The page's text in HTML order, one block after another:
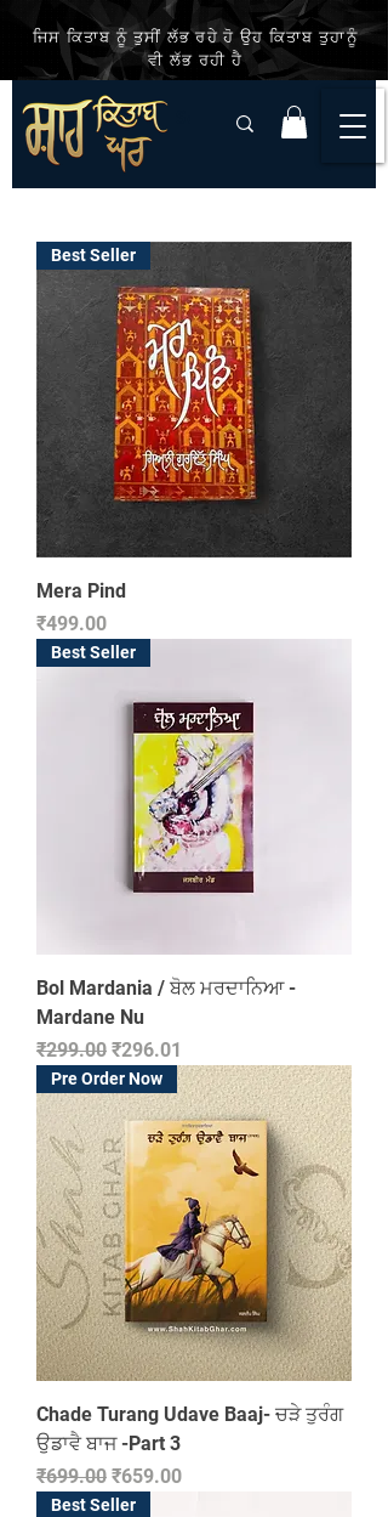
ਜਿਸ ਕਿਤਾਬ ਨੂੰ ਤੁਸੀਂ ਲੱਭ ਰਹੇ ਹੋ ਉਹ ਕਿਤਾਬ ਤੁਹਾਨੂੰ
ਵੀ ਲੱਭ ਰਹੀ ਹੈ
Best Seller
Mera Pind
Price
₹499.00
Best Seller
Bol Mardania / ਬੋਲ ਮਰਦਾਨਿਆ -
Mardane Nu
Regular Price
₹299.00 Sale Price
₹296.01
Pre Order Now
Chade Turang Udave Baaj- ਚੜੇ ਤੁਰੰਗ
ਉਡਾਵੈ ਬਾਜ -Part 3
Regular Price
₹699.00 Sale Price
₹659.00
Best Seller